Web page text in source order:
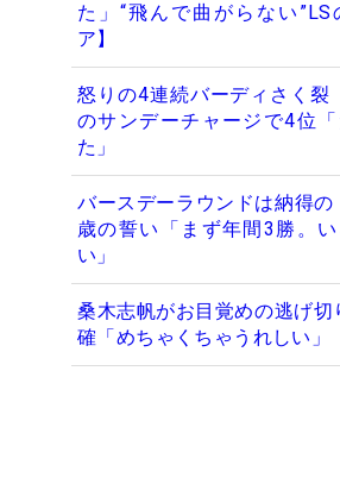
た」“飛んで曲がらない
ア】
怒りの4連続バーディさく
のサンデーチャージで4位
た」
バースデーラウンドは納得の
歳の誓い「まず年間3勝。
い」
桑木志帆がお目覚めの逃げ
確「めちゃくちゃうれしい」